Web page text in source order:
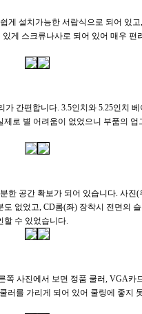
게 설치가능한 서랍식으로 되어 있
게 스크류나사로 되어 있어 매우 편
간편합니다. 3.5인치와 5.25인치
로 별 어려움이 없었으니 부품의
한 공간 확보가 되어 있습니다. 사진
도 없었고, CD롬(좌) 장착시 전면의
할 수 있었습니다.
쪽 사진에서 보면 정품 쿨러, VGA카
러를 가리게 되어 있어 쿨링에 좋지